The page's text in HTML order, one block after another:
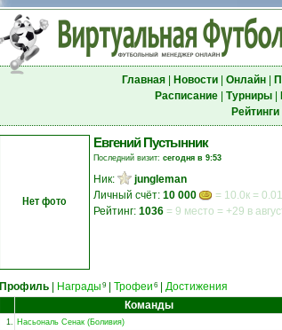
Главная| Новости| Онлайн|
Расписание| Турниры|
Рейтинги|
Нет фото
Евгений Пустынник
Последний визит: сегодня в 9:53
Ник:
jungleman
Личный счёт: 10 000
= 10.0к =
Рейтинг: 1036 = 9 место = +29 в
Профиль Награды 9 Трофеи 6
Достижения
Команды
1. Насьональ Сенак (Боливия)